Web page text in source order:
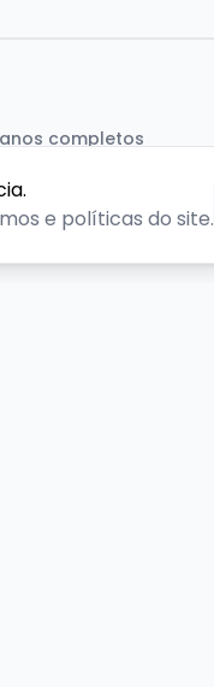
e políticas do site.
completos